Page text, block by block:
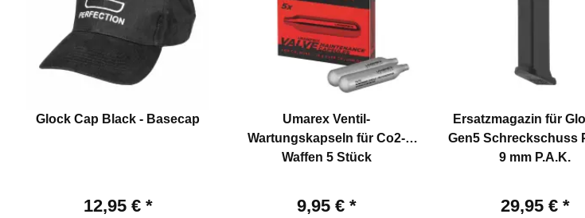
Glock Cap Black - Basecap
12,95 € *
Umarex Ventil-
Wartungskapseln für Co2-
Waffen 5 Stück
9,95 € *
Ersatzmagazin für
Gen5 Schreckschuss
9 mm P.A.K.
29,95 € *